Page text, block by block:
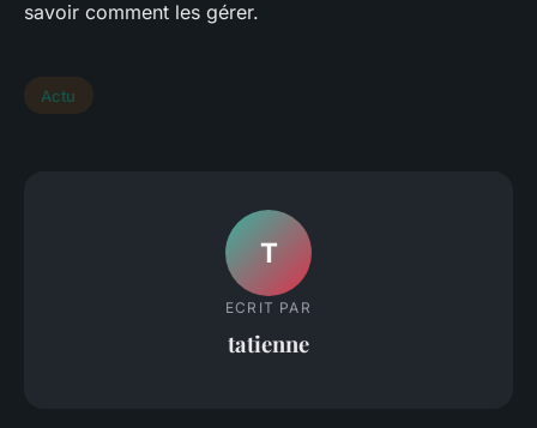
savoir comment les gérer.
Actu
T
ECRIT PAR
tatienne